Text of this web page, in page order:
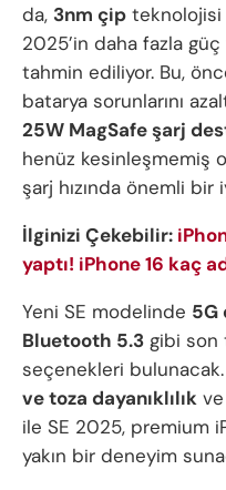
da, 3nm çip teknolojisi
2025’in daha fazla güç
tahmin ediliyor. Bu,
batarya sorunlarını
25W MagSafe şarj
henüz kesinleşmemiş
şarj hızında önemli bir
İlginizi Çekebilir:
yaptı! iPhone 16 kaç
Yeni SE modelinde 5G
Bluetooth 5.3 gibi son
seçenekleri bulunacak.
ve toza dayanıklılık
ile SE 2025, premium
yakın bir deneyim